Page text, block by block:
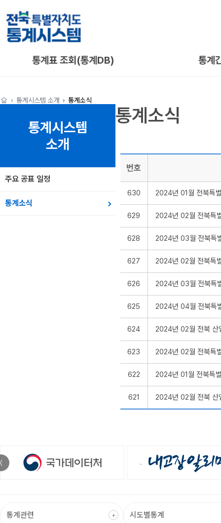
통계표 조회(통계DB) 통계
통계시스템 소개 통계소식
통계시스템
소개
주요 공표 일정
통계소식
통계소식
번호
630 2024년 01월 전북특
629 2024년 02월 전북특
628 2024년 03월 전북특
627 2024년 02월 전북특
626 2024년 03월 전북특
625 2024년 04월 전북특
624 2024년 02월 전북 산
623 2024년 02월 전북특
622 2024년 01월 전북특
621 2024년 02월 전북 산
〈